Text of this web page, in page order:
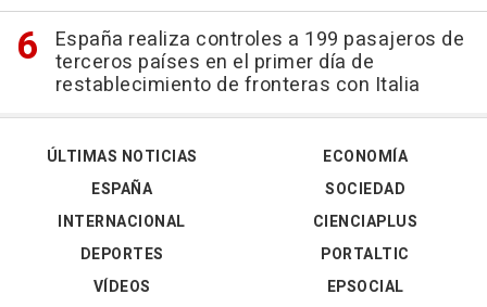
España realiza controles a 199 pasajeros de
terceros países en el primer día de
restablecimiento de fronteras con Italia
ÚLTIMAS NOTICIAS
ESPAÑA
INTERNACIONAL
DEPORTES
VÍDEOS
ECONOMÍA
SOCIEDAD
CIENCIAPLUS
PORTALTIC
EPSOCIAL